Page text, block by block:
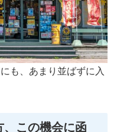
も、あまり並ばずに入
この機会に函